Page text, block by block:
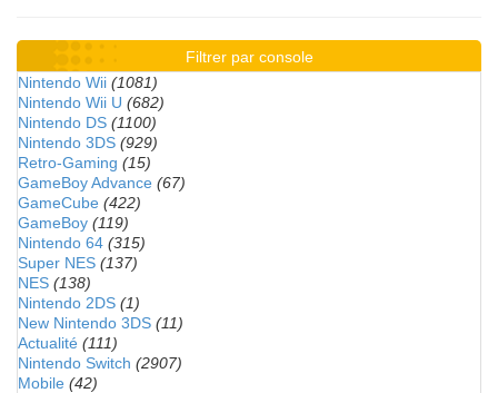
Filtrer par console
Nintendo Wii (1081)
Nintendo Wii U (682)
Nintendo DS (1100)
Nintendo 3DS (929)
Retro-Gaming (15)
GameBoy Advance (67)
GameCube (422)
GameBoy (119)
Nintendo 64 (315)
Super NES (137)
NES (138)
Nintendo 2DS (1)
New Nintendo 3DS (11)
Actualité (111)
Nintendo Switch (2907)
Mobile (42)